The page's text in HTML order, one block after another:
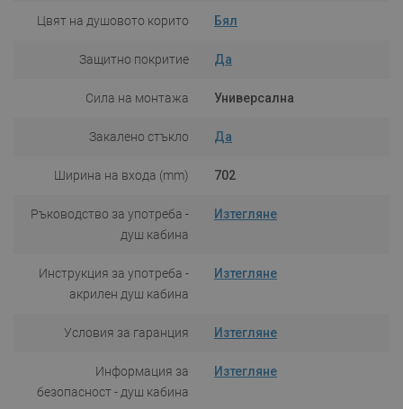
Цвят на душовото корито Бял
Защитно покритие Да
Сила на монтажа Универсална
Закалено стъкло Да
Ширина на входа (mm) 702
Ръководство за употреба -
душ кабина
Изтегляне
Инструкция за употреба -
акрилен душ кабина
Изтегляне
Условия за гаранция Изтегляне
Информация за
безопасност - душ кабина
Изтегляне